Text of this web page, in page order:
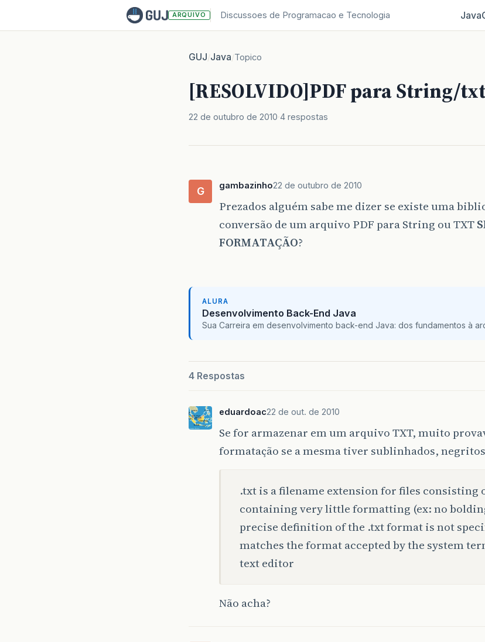
ARQUIVO Discussoes de Programacao e Tecnologia Java
GUJ/Java/Topico
[RESOLVIDO]PDF para String/txt
22 de outubro de 2010 4 respostas
G gambazinho22 de outubro de 2010
Prezados alguém sabe me dizer se existe uma
conversão de um arquivo PDF para String ou TXT
FORMATAÇÃO?
ALURA
Desenvolvimento Back-End Java
Sua Carreira em desenvolvimento back-end Java: dos fundamentos à
4 Respostas
eduardoac22 de out. de 2010
Se for armazenar em um arquivo TXT, muito
formatação se a mesma tiver sublinhados,
.txt is a filename extension for files consisting
containing very little formatting (ex: no
precise definition of the .txt format is not
matches the format accepted by the system
text editor
Não acha?